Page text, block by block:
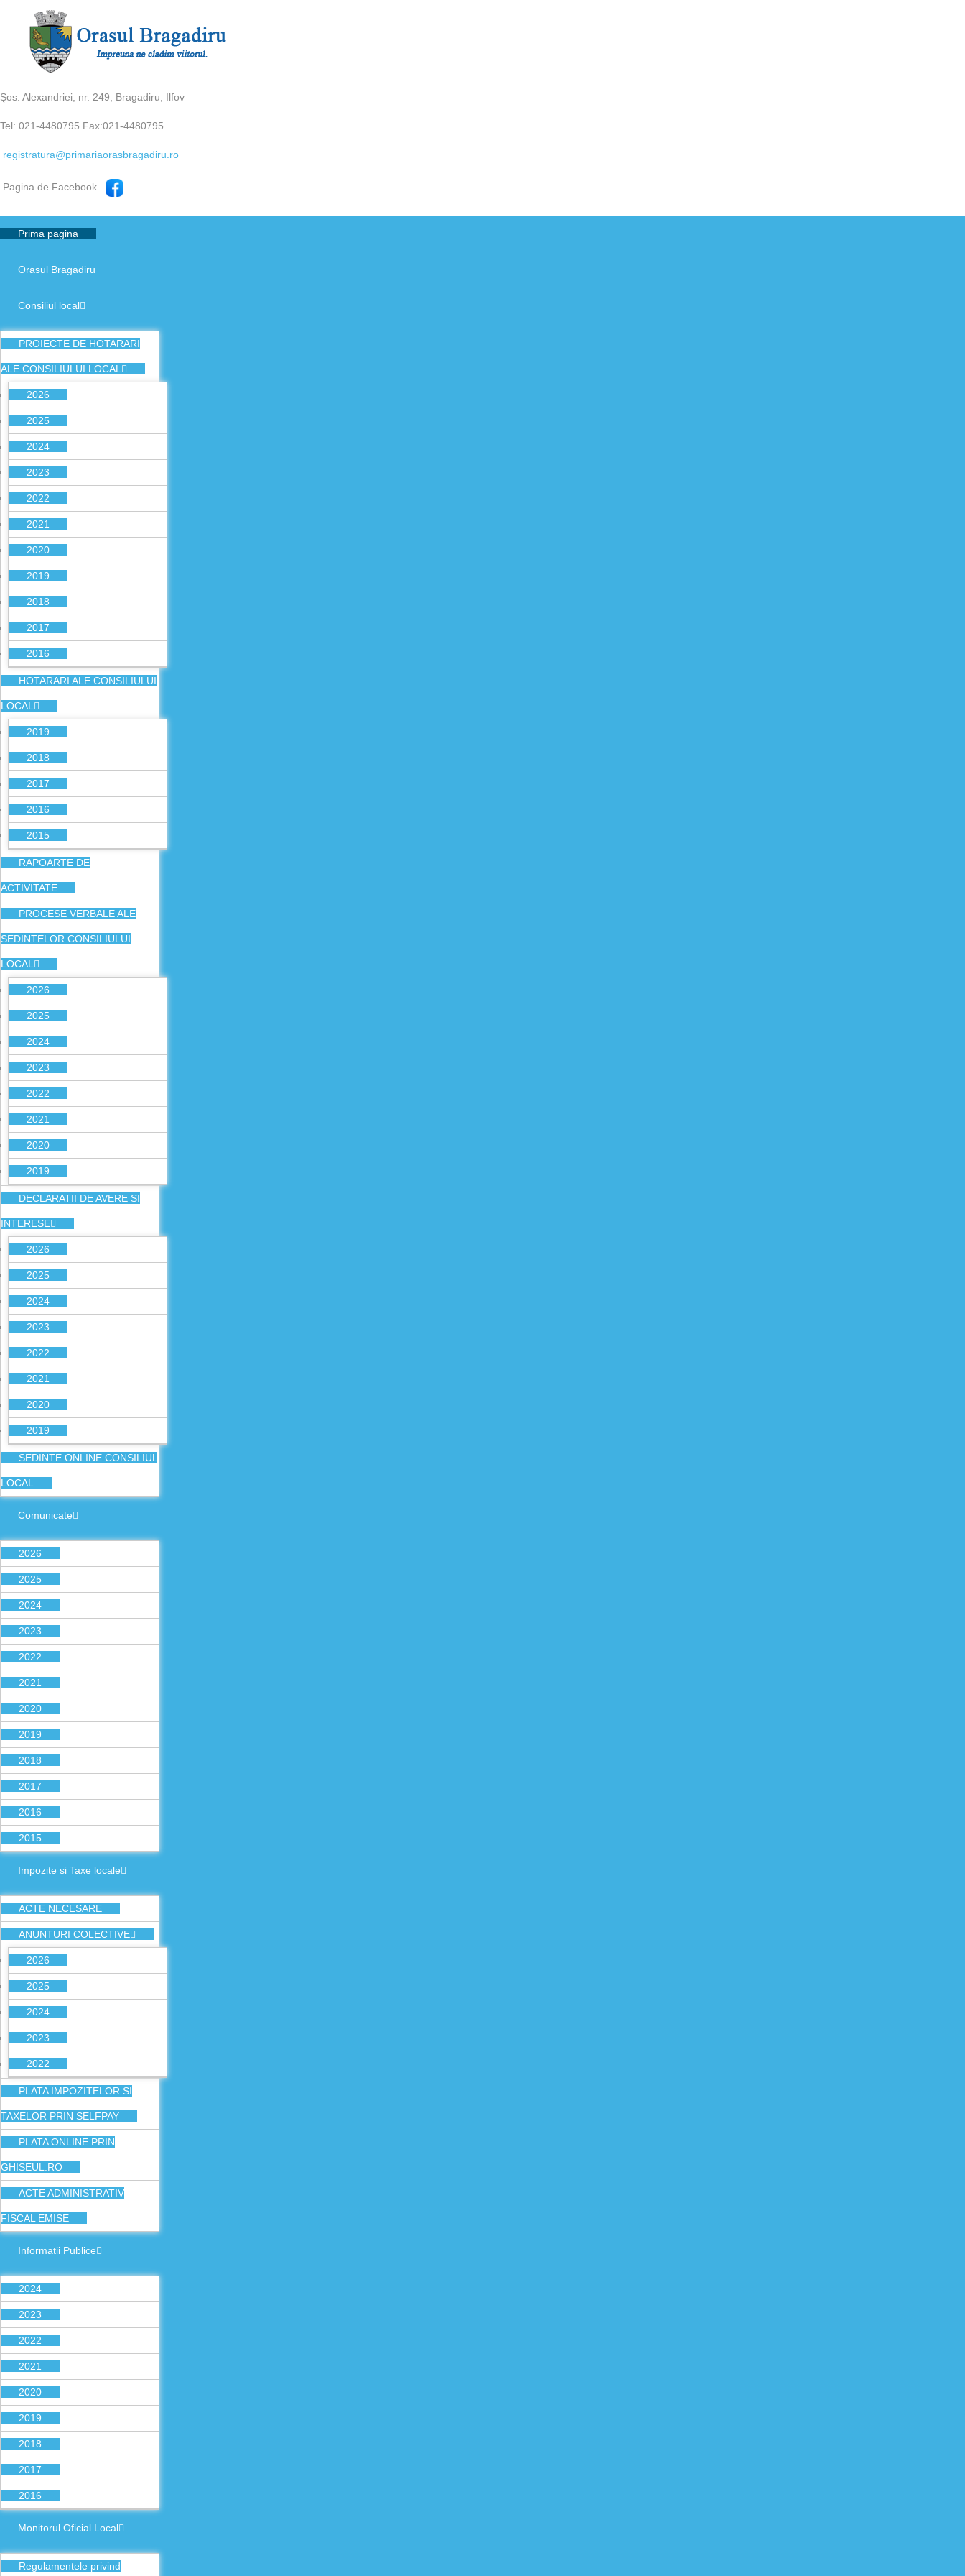
Şos. Alexandriei, nr. 249, Bragadiru, Ilfov
Tel: 021-4480795 Fax:021-4480795
registratura@primariaorasbragadiru.ro
Pagina de Facebook
Prima pagina
Orasul Bragadiru
Consiliul local
PROIECTE DE HOTARARI
ALE CONSILIULUI LOCAL
2026
2025
2024
2023
2022
2021
2020
2019
2018
2017
2016
HOTARARI ALE CONSILIULUI
LOCAL
2019
2018
2017
2016
2015
RAPOARTE DE
ACTIVITATE
PROCESE VERBALE ALE
SEDINTELOR CONSILIULUI
LOCAL
2026
2025
2024
2023
2022
2021
2020
2019
DECLARATII DE AVERE SI
INTERESE
2026
2025
2024
2023
2022
2021
2020
2019
SEDINTE ONLINE CONSILIUL
LOCAL
Comunicate
2026
2025
2024
2023
2022
2021
2020
2019
2018
2017
2016
2015
Impozite si Taxe locale
ACTE NECESARE
ANUNTURI COLECTIVE
2026
2025
2024
2023
2022
PLATA IMPOZITELOR SI
TAXELOR PRIN SELFPAY
PLATA ONLINE PRIN
GHISEUL.RO
ACTE ADMINISTRATIV
FISCAL EMISE
Informatii Publice
2024
2023
2022
2021
2020
2019
2018
2017
2016
Monitorul Oficial Local
Regulamentele privind